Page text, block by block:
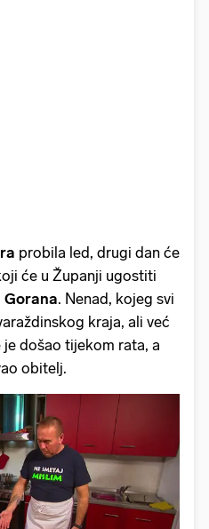
probila led, drugi dan će
će u Županji ugostiti
Gorana. Nenad, kojeg svi
kraja, ali već
došao tijekom rata, a
obitelj.